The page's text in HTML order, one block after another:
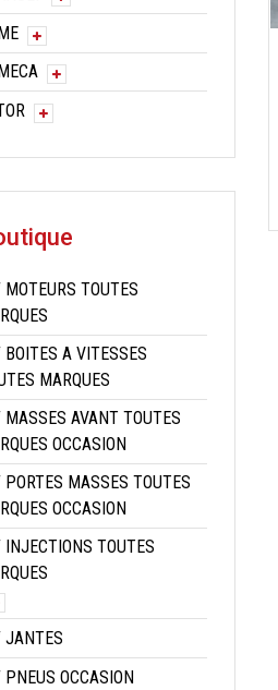
TOUTES
A VITESSES
MARQUES
AVANT TOUTES
OCCASION
MASSES TOUTES
OCCASION
TOUTES
OCCASION